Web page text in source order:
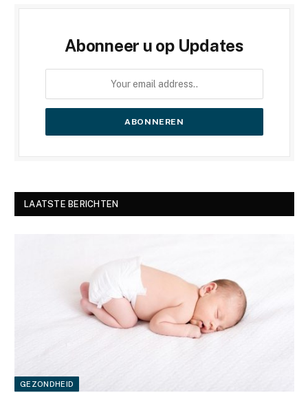
Abonneer u op Updates
LAATSTE BERICHTEN
GEZONDHEID